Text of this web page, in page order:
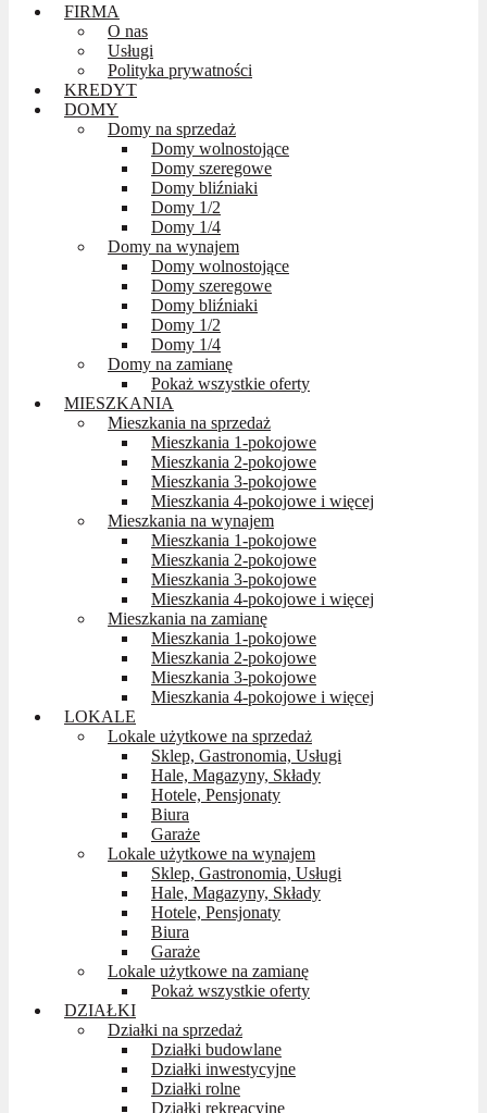
FIRMA
O nas
Usługi
Polityka prywatności
KREDYT
DOMY
Domy na sprzedaż
Domy wolnostojące
Domy szeregowe
Domy bliźniaki
Domy 1/2
Domy 1/4
Domy na wynajem
Domy wolnostojące
Domy szeregowe
Domy bliźniaki
Domy 1/2
Domy 1/4
Domy na zamianę
Pokaż wszystkie oferty
MIESZKANIA
Mieszkania na sprzedaż
Mieszkania 1-pokojowe
Mieszkania 2-pokojowe
Mieszkania 3-pokojowe
Mieszkania 4-pokojowe i więcej
Mieszkania na wynajem
Mieszkania 1-pokojowe
Mieszkania 2-pokojowe
Mieszkania 3-pokojowe
Mieszkania 4-pokojowe i więcej
Mieszkania na zamianę
Mieszkania 1-pokojowe
Mieszkania 2-pokojowe
Mieszkania 3-pokojowe
Mieszkania 4-pokojowe i więcej
LOKALE
Lokale użytkowe na sprzedaż
Sklep, Gastronomia, Usługi
Hale, Magazyny, Składy
Hotele, Pensjonaty
Biura
Garaże
Lokale użytkowe na wynajem
Sklep, Gastronomia, Usługi
Hale, Magazyny, Składy
Hotele, Pensjonaty
Biura
Garaże
Lokale użytkowe na zamianę
Pokaż wszystkie oferty
DZIAŁKI
Działki na sprzedaż
Działki budowlane
Działki inwestycyjne
Działki rolne
Działki rekreacyjne